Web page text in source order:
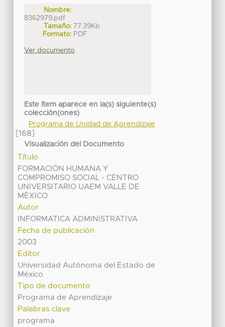
Nombre:
8362979.pdf
Tamaño: 77.39Kb
Formato: PDF
Ver documento
Este ítem aparece en la(s) siguiente(s)
colección(ones)
Programa de Unidad de Aprendizaje
[168]
Visualización del Documento
Título
FORMACIÓN HUMANA Y
COMPROMISO SOCIAL - CENTRO
UNIVERSITARIO UAEM VALLE DE
MÉXICO
Autor
INFORMATICA ADMINISTRATIVA
Fecha de publicación
2003
Editor
Universidad Autónoma del Estado de
México
Tipo de documento
Programa de Aprendizaje
Palabras clave
programa